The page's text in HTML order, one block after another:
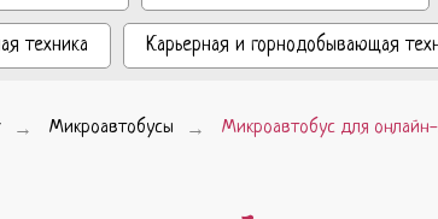
техника Карьерная и горнодобывающая
→ Микроавтобусы → Микроавтобус для